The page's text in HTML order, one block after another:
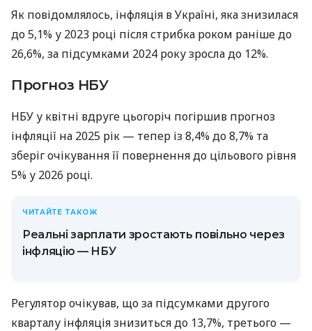
Як повідомлялось, інфляція в Україні, яка знизилася
до 5,1% у 2023 році після стрибка роком раніше до
26,6%, за підсумками 2024 року зросла до 12%.
Прогноз НБУ
НБУ у квітні вдруге цьогоріч погіршив прогноз
інфляції на 2025 рік — тепер із 8,4% до 8,7% та
зберіг очікування її повернення до цільового рівня
5% у 2026 році.
ЧИТАЙТЕ ТАКОЖ
Реальні зарплати зростають повільно через
інфляцію — НБУ
Регулятор очікував, що за підсумками другого
кварталу інфляція знизиться до 13,7%, третього —